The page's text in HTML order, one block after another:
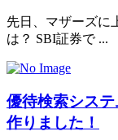
先日、マザーズに
は？ SBI証券で ...
優待検索シス
作りました！